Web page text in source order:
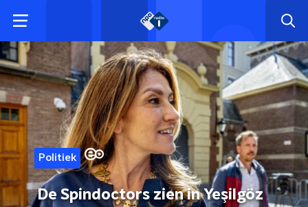
Politiek
De Spindoctors zien in Yeşilgöz